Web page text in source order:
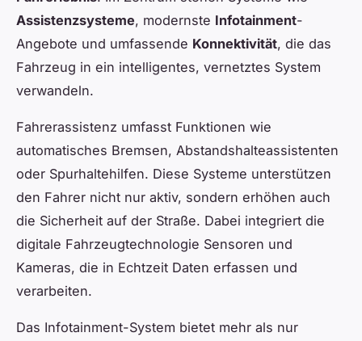
Assistenzsysteme, modernste Infotainment-
Angebote und umfassende Konnektivität, die das
Fahrzeug in ein intelligentes, vernetztes System
verwandeln.
Fahrerassistenz umfasst Funktionen wie
automatisches Bremsen, Abstandshalteassistenten
oder Spurhaltehilfen. Diese Systeme unterstützen
den Fahrer nicht nur aktiv, sondern erhöhen auch
die Sicherheit auf der Straße. Dabei integriert die
digitale Fahrzeugtechnologie Sensoren und
Kameras, die in Echtzeit Daten erfassen und
verarbeiten.
Das Infotainment-System bietet mehr als nur